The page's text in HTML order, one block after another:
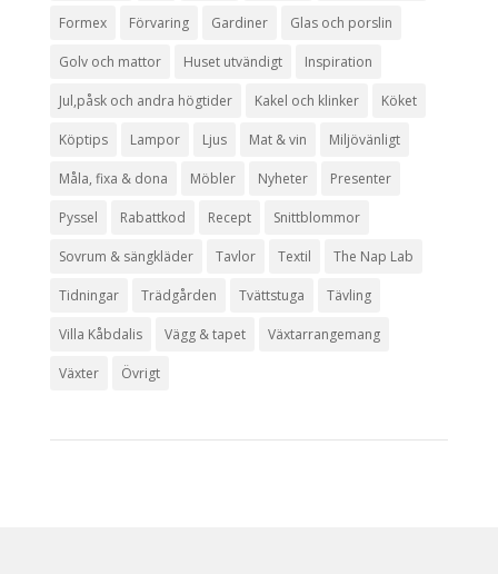
Formex Förvaring Gardiner Glas och porslin
Golv och mattor Huset utvändigt Inspiration
Jul,påsk och andra högtider Kakel och klinker Köket
Köptips Lampor Ljus Mat & vin Miljövänligt
Måla, fixa & dona Möbler Nyheter Presenter
Pyssel Rabattkod Recept Snittblommor
Sovrum & sängkläder Tavlor Textil The Nap Lab
Tidningar Trädgården Tvättstuga Tävling
Villa Kåbdalis Vägg & tapet Växtarrangemang
Växter Övrigt